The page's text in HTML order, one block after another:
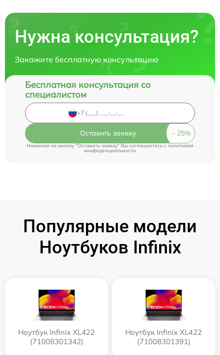
Нужна консультация?
Закажите бесплатную консультацию
Бесплатная консультация со
специалистом
Оставить заявку
Нажимая на кнопку "Оставить заявку" Вы соглашаетесь cполитикой
конфиденциальности
Популярные модели
Ноутбуков Infinix
Ноутбук Infinix XL422
(71008301342)
Ноутбук Infinix XL422
(71008301391)